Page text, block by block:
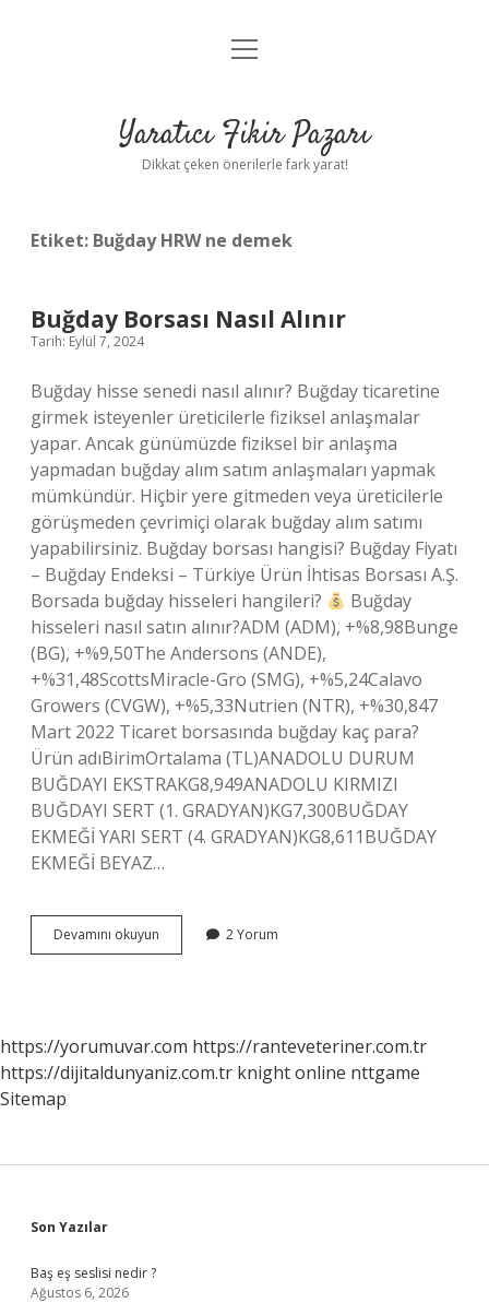
Anasayfa
Yasal Uyarı
menüyü
Yaratıcı Fikir Pazarı
Dikkat çeken önerilerle fark yarat!
Etiket: Buğday HRW ne demek
Buğday Borsası Nasıl Alınır
Tarih: Eylül 7, 2024
Buğday hisse senedi nasıl alınır? Buğday ticaretine
girmek isteyenler üreticilerle fiziksel anlaşmalar
yapar. Ancak günümüzde fiziksel bir anlaşma
yapmadan buğday alım satım anlaşmaları yapmak
mümkündür. Hiçbir yere gitmeden veya üreticilerle
görüşmeden çevrimiçi olarak buğday alım satımı
yapabilirsiniz. Buğday borsası hangisi? Buğday Fiyatı
– Buğday Endeksi – Türkiye Ürün İhtisas Borsası A.Ş.
Borsada buğday hisseleri hangileri?
Buğday
hisseleri nasıl satın alınır?ADM (ADM), +%8,98Bunge
(BG), +%9,50The Andersons (ANDE),
+%31,48ScottsMiracle-Gro (SMG), +%5,24Calavo
Growers (CVGW), +%5,33Nutrien (NTR), +%30,847
Mart 2022 Ticaret borsasında buğday kaç para?
Ürün adıBirimOrtalama (TL)ANADOLU DURUM
BUĞDAYI EKSTRAKG8,949ANADOLU KIRMIZI
BUĞDAYI SERT (1. GRADYAN)KG7,300BUĞDAY
EKMEĞİ YARI SERT (4. GRADYAN)KG8,611BUĞDAY
EKMEĞİ BEYAZ…
Devamını okuyun
Borsası
2 Yorum
https://yorumuvar.com https://ranteveteriner.com.tr
https://dijitaldunyaniz.com.tr knight online nttgame
Sitemap
Sidebar
Son Yazılar
Baş eş seslisi nedir ?
Ağustos 6, 2026